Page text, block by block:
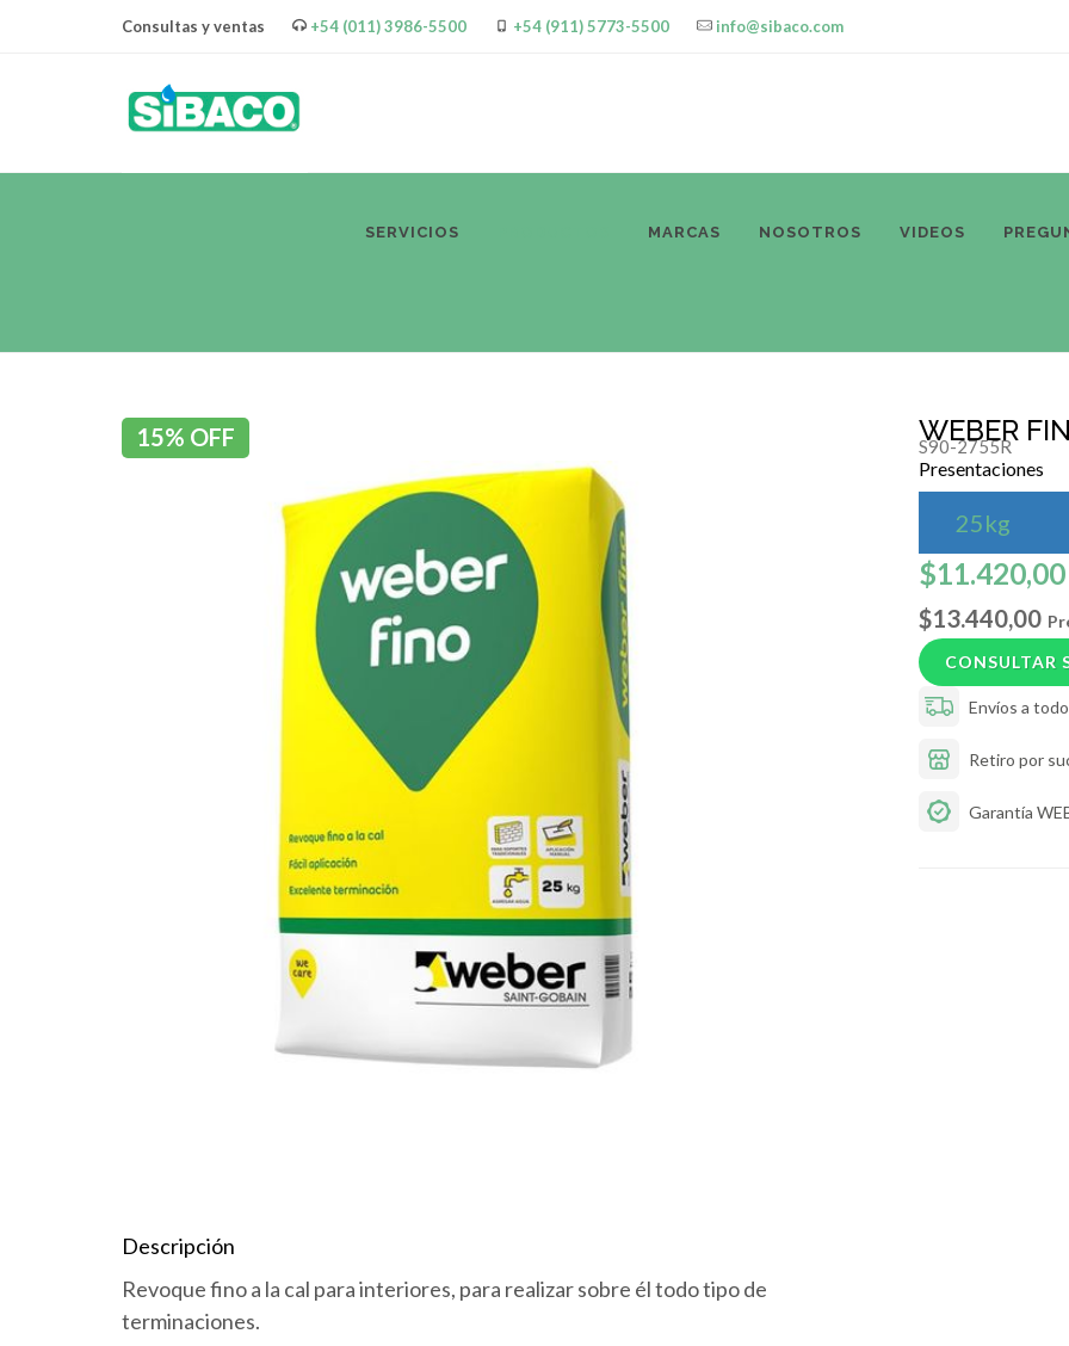
Consultas y ventas +54 (011) 3986-5500 +54 (911) 5773-5500 info@sibaco.com
SERVICIOS MARCAS NOSOTROS VIDEOS
15% OFF
Descripción
Revoque fino a la cal para interiores, para realizar sobre él todo tipo de
terminaciones.
WEBER
S90-2755R
Presentaciones
25kg
$11.420,00
$13.440,00
CONSULTAR
Envíos a
Retiro por
Garantía